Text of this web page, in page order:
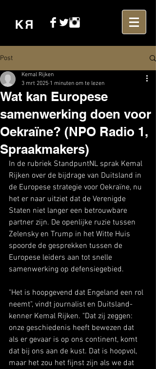
Post
Wat kan Europese
samenwerking doen voor
Oekraïne? (NPO Radio 1,
Spraakmakers)
Kemal Rijken
3 mrt 2025 1 minuten om te lezen
In de rubriek StandpuntNL sprak Kemal
Rijken over de bijdrage van Duitsland in
de Europese strategie voor Oekraïne, nu
het er naar uitziet dat de Verenigde
Staten niet langer een betrouwbare
partner zijn. De openlijke ruzie tussen
Zelensky en Trump in het Witte Huis
spoorde de gesprekken tussen de
Europese leiders aan tot snelle
samenwerking op defensiegebied.
"Het is hoopgevend dat Engeland een rol
neemt", vindt journalist en Duitsland-
kenner Kemal Rijken. "Dat zij zeggen:
onze geschiedenis heeft bewezen dat
als er gevaar is op ons continent, komt
dat bij ons aan de kust. Dat is hoopvol,
maar het zou het fijnst zijn als we dat